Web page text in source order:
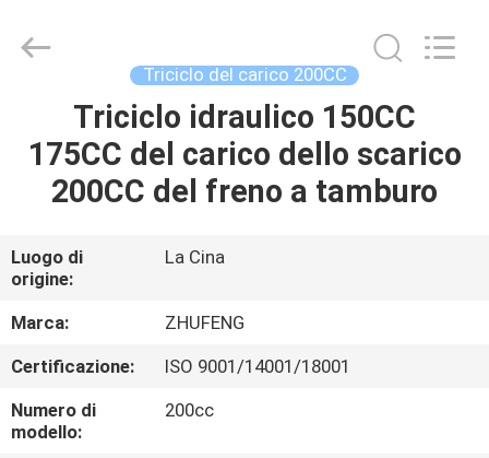
CASA
PRODOTTI
CIRCA
NOI
GIRO
DELLA
FABBRICA
Motorcycle
Triciclo del carico 200CC
Triciclo idraulico 150CC
175CC del carico dello scarico
200CC del freno a tamburo
Luogo di
origine:
La Cina
Marca:
ZHUFENG
Certificazione:
ISO 9001/14001/18001
Numero di
modello:
200cc